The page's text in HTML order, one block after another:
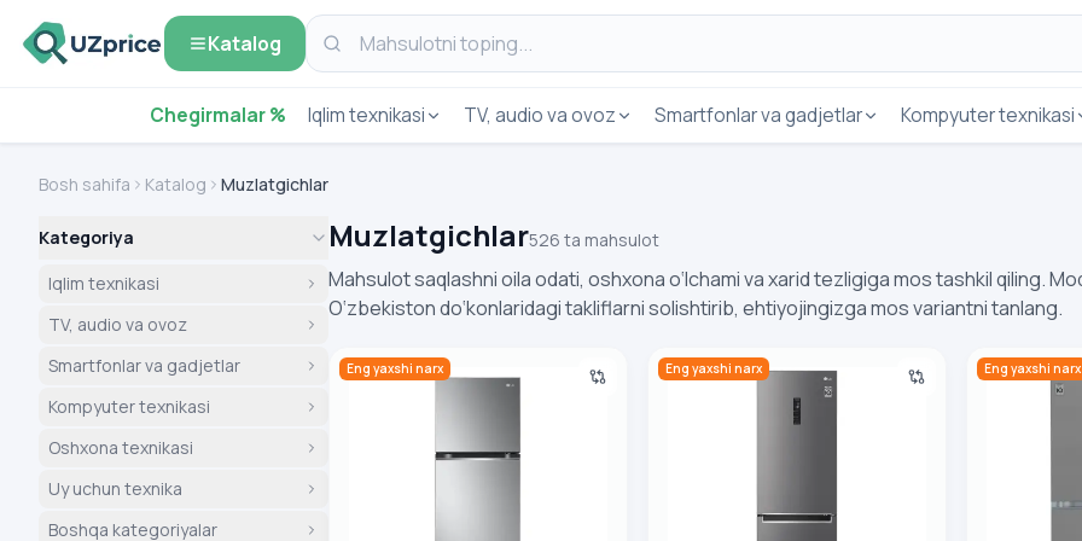
Katalog
Chegirmalar % Iqlim texnikasi TV, audio va ovoz Smartfonlar va gadjetlar Kompyuter texnikasi
Bosh sahifa Katalog Muzlatgichlar
Kategoriya
Iqlim texnikasi
TV, audio va ovoz
Smartfonlar va gadjetlar
Kompyuter texnikasi
Oshxona texnikasi
Uy uchun texnika
Boshqa kategoriyalar
Muzlatgichlar526 ta mahsulot
Mahsulot saqlashni oila odati, oshxona o‘lchami va xarid tezligiga mos tashkil qiling.
O‘zbekiston do‘konlaridagi takliflarni solishtirib, ehtiyojingizga mos variantni tanlang.
LG Muzlatgich GN-B332SMGB Inverter
Eng yaxshi narx LG Muzlatgich GC-B459MLWM
Eng yaxshi narx LG
Eng yaxshi narx